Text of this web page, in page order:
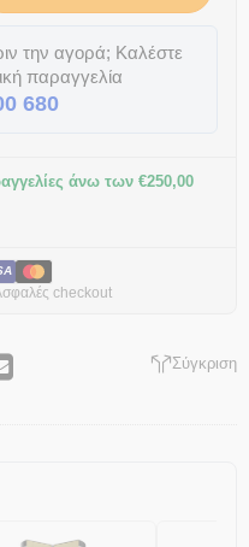
την αγορά; Καλέστε
παραγγελία
680
άνω των €250,00
checkout
Σύγκριση